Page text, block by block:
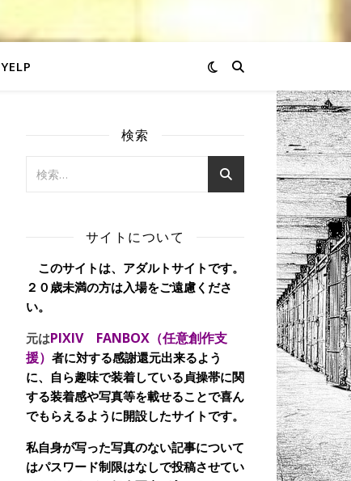
YELP
検索
サイトについて
このサイトは、アダルトサイトです。
２０歳未満の方は入場をご遠慮くださ
い。
元はPIXIV FANBOX（任意創作支
援） 者に対する感謝還元出来るよう
に、自ら趣味で装着している貞操帯に関
する装着感や写真等を載せることで喜ん
でもらえるように開設したサイトです。
私自身が写った写真のない記事について
はパスワード制限はなしで投稿させてい